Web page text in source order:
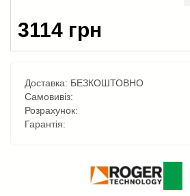
3114 грн
Доставка: БЕЗКОШТОВНО
Самовивіз:
Розрахунок:
Гарантія: